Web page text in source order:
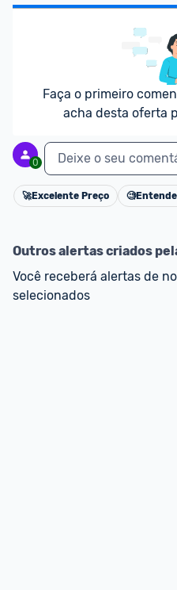
Faça o primeiro
acha desta oferta
0 Deixe o seu
🚀Excelente Preço 🧐
Outros alertas criados
Você receberá alertas de
selecionados